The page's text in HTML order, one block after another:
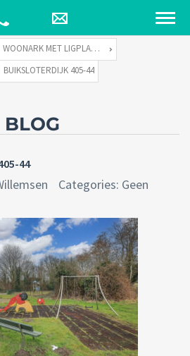
WOONARK MET LIGPLAATS
BUIKSLOTERDIJK 405-44
BLOG
44
Categories: Geen